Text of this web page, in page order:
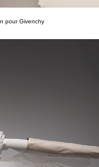
pour Givenchy